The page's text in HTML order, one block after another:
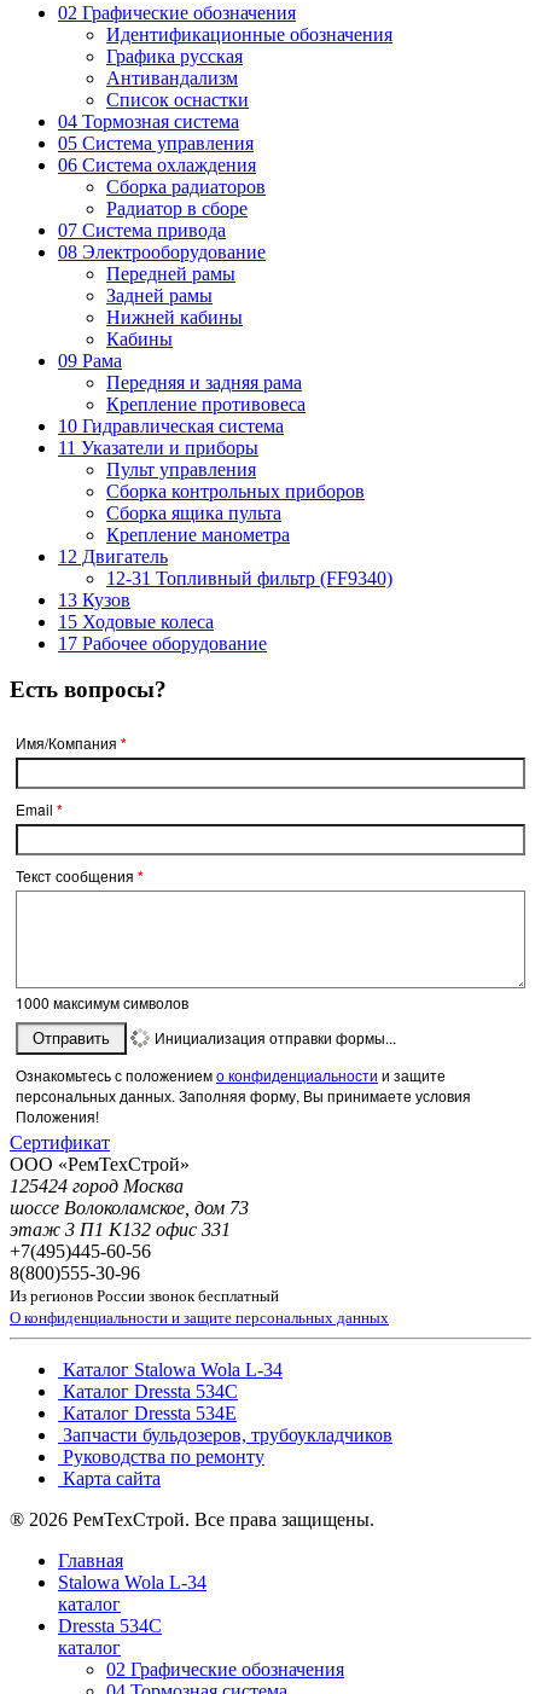
02 Графические обозначения
Идентификационные обозначения
Графика русская
Антивандализм
Список оснастки
04 Тормозная система
05 Система управления
06 Система охлаждения
Сборка радиаторов
Радиатор в сборе
07 Система привода
08 Электрооборудование
Передней рамы
Задней рамы
Нижней кабины
Кабины
09 Рама
Передняя и задняя рама
Крепление противовеса
10 Гидравлическая система
11 Указатели и приборы
Пульт управления
Сборка контрольных приборов
Сборка ящика пульта
Крепление манометра
12 Двигатель
12-31 Топливный фильтр (FF9340)
13 Кузов
15 Ходовые колеса
17 Рабочее оборудование
Есть вопросы?
Имя/Компания *
Email *
Текст сообщения *
1000 максимум символов
Отправить
Инициализация отправки формы...
Ознакомьтесь с положениемо конфиденциальности и защите
персональных данных. Заполняя форму, Вы принимаете условия
Положения!
Сертификат
ООО «РемТехСтрой»
125424 город Москва
шоссе Волоколамское, дом 73
этаж 3 П1 К132 офис 331
+7(495)445-60-56
8(800)555-30-96
Из регионов России звонок бесплатный
О конфиденциальности и защите персональных данных
Каталог Stalowa Wola L-34
Каталог Dressta 534C
Каталог Dressta 534E
Запчасти бульдозеров, трубоукладчиков
Руководства по ремонту
Карта сайта
® 2026 РемТехСтрой. Все права защищены.
Главная
Stalowa Wola L-34
каталог
Dressta 534C
каталог
02 Графические обозначения